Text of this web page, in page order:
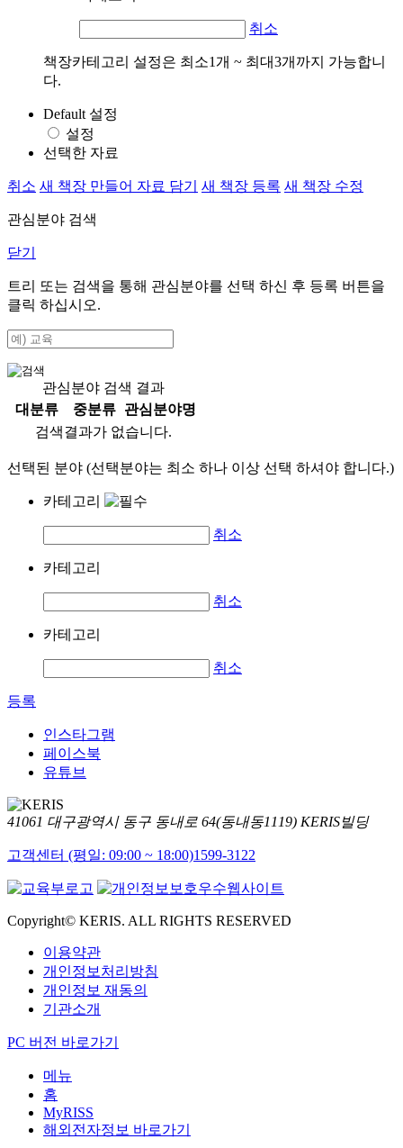
취소
책장카테고리 설정은 최소1개 ~ 최대3개까지 가능합니
다.
Default 설정
설정
선택한 자료
취소 새 책장 만들어 자료 담기 새 책장 등록 새 책장 수정
관심분야 검색
닫기
트리 또는 검색을 통해 관심분야를 선택 하신 후 등록 버튼을
클릭 하십시오.
관심분야 검색 결과
대분류
중분류
관심분야명
검색결과가 없습니다.
선택된 분야 (선택분야는 최소 하나 이상 선택 하셔야 합니다.)
카테고리
취소
카테고리
취소
카테고리
취소
등록
인스타그램
페이스북
유튜브
41061 대구광역시 동구 동내로 64(동내동1119) KERIS빌딩
고객센터 (평일: 09:00 ~ 18:00)1599-3122
Copyright© KERIS. ALL RIGHTS RESERVED
이용약관
개인정보처리방침
개인정보 재동의
기관소개
PC 버전 바로가기
메뉴
홈
MyRISS
해외전자정보 바로가기